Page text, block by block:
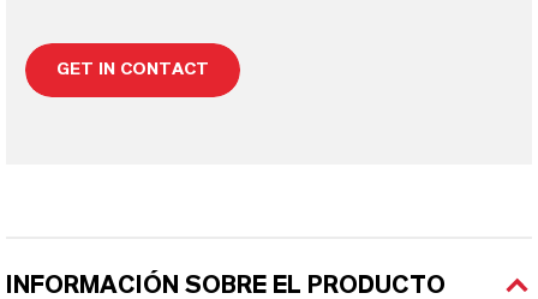
GET IN CONTACT
INFORMACIÓN SOBRE EL PRODUCTO